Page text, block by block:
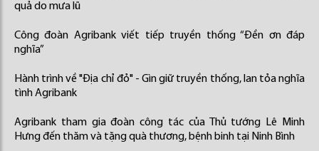
quả do mưa lũ
Công đoàn Agribank viết tiếp truyền thống “Đền ơn đáp
nghĩa”
Hành trình về "Địa chỉ đỏ" - Gìn giữ truyền thống, lan tỏa nghĩa
tình Agribank
Agribank tham gia đoàn công tác của Thủ tướng Lê Minh
Hưng đến thăm và tặng quà thương, bệnh binh tại Ninh Bình